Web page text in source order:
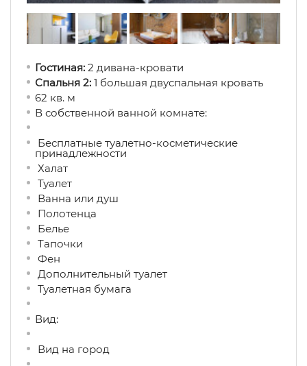
Гостиная: 2 дивана-кровати
Спальня 2: 1 большая двуспальная кровать
62 кв. м
В собственной ванной комнате:
Бесплатные туалетно-косметические
принадлежности
Халат
Туалет
Ванна или душ
Полотенца
Белье
Тапочки
Фен
Дополнительный туалет
Туалетная бумага
Вид:
Вид на город